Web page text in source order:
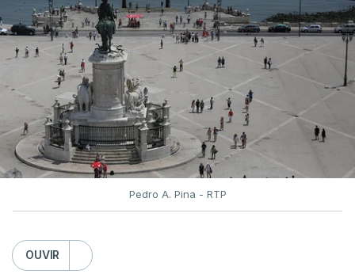
Quanto aos pedidos de reapreciação de provas
realizadas durante a 1.ª fase, os resultados só
serão disponibilizados às escolas hoje, mas o MECI
assegurou que as pautas serão afixadas durante a
tarde.
A tutela justificou a demora no processo de
reapreciações com o "elevado número de
pedidos", que este ano ultrapassou os 20 mil,
Após a publicação desses resultados, os alunos
terão três dias para submeter a candidatura à 1.ª
Pedro A. Pina - RTP
OUVIR